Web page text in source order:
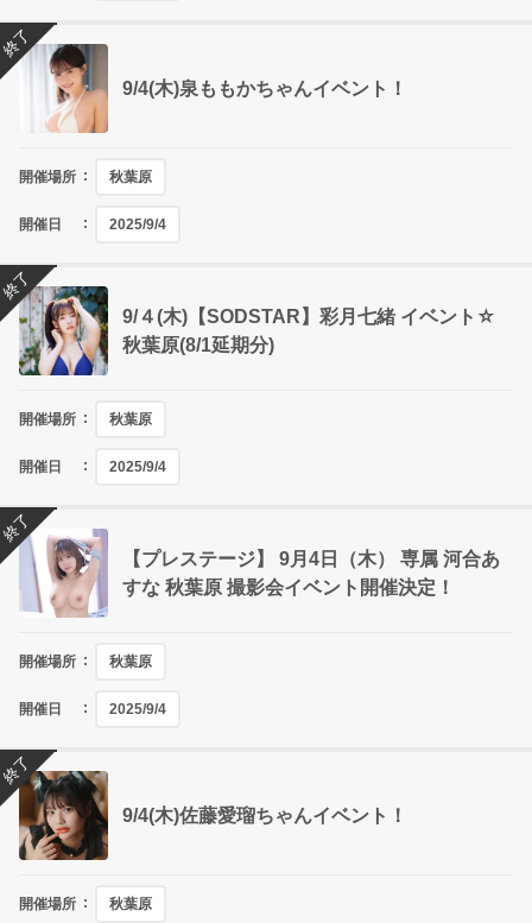
9/4(木)泉ももかちゃんイベント！
開催場所 秋葉原
開催日 2025/9/4
終了
9/４(木)【SODSTAR】彩月七緒 イベント☆
秋葉原(8/1延期分)
開催場所 秋葉原
開催日 2025/9/4
終了
【プレステージ】 9月4日（木） 専属 河合あ
すな 秋葉原 撮影会イベント開催決定！
開催場所 秋葉原
開催日 2025/9/4
終了
9/4(木)佐藤愛瑠ちゃんイベント！
開催場所 秋葉原
終了